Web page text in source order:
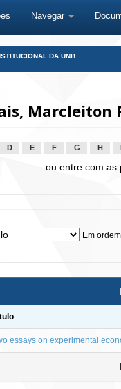
Navegar
DA UNB
Marcleiton
D E F G H
ou entre com as
Em
essays on experimental